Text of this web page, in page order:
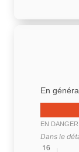
En
EN DANGER
Dans le